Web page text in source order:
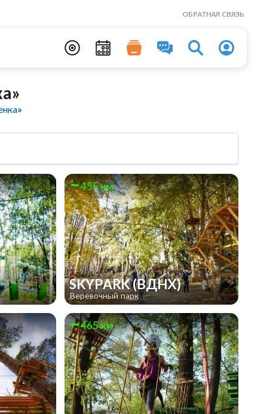
ОБРАТНАЯ СВЯЗЬ
455 км
SKYPARK (ВДНХ)
Веревочный парк
465 км